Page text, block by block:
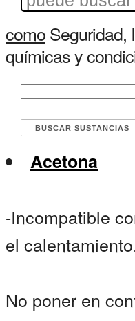
comoSeguridad,
químicas y
Acetona
-Incompatible
el
No poner en